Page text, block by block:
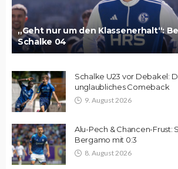
„Geht nur um den Klassenerhalt“:
Schalke 04
Schalke U23 vor Debakel:
unglaubliches Comeback
9. August 2026
Alu-Pech & Chancen-Frust:
Bergamo mit 0:3
8. August 2026